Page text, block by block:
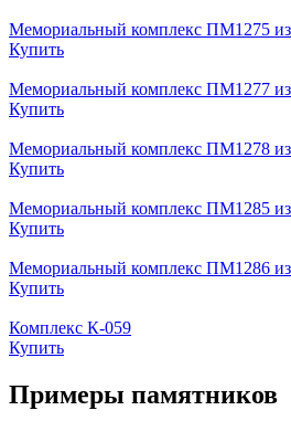
Мемориальный комплекс ПМ1275 из
Купить
Мемориальный комплекс ПМ1277 из
Купить
Мемориальный комплекс ПМ1278 из
Купить
Мемориальный комплекс ПМ1285 из
Купить
Мемориальный комплекс ПМ1286 из
Купить
Комплекс К-059
Купить
Примеры памятников